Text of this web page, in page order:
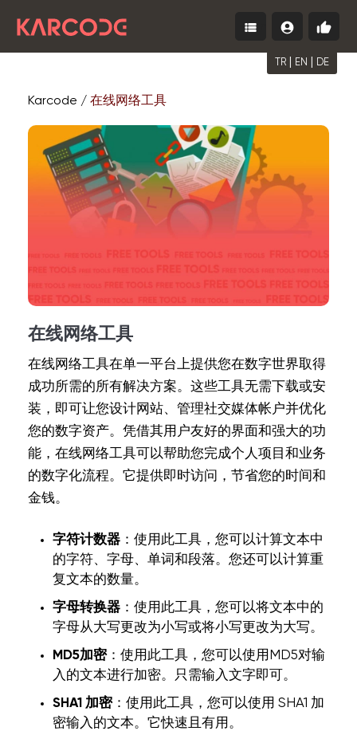
thumb_up
免
开
account_circle
登
view_list
Menu
TR EN DE
Karcode / 在线网络工具
在线网络工具
在线网络工具在单一平台上提供您在数字世界取得
成功所需的所有解决方案。这些工具无需下载或安
装，即可让您设计网站、管理社交媒体帐户并优化
您的数字资产。凭借其用户友好的界面和强大的功
能，在线网络工具可以帮助您完成个人项目和业务
的数字化流程。它提供即时访问，节省您的时间和
金钱。
字符计数器 ：使用此工具，您可以计算文本中
的字符、字母、单词和段落。您还可以计算重
复文本的数量。
字母转换器 ：使用此工具，您可以将文本中的
字母从大写更改为小写或将小写更改为大写。
MD5加密：使用此工具，您可以使用MD5对输
入的文本进行加密。只需输入文字即可。
SHA1 加密：使用此工具，您可以使用 SHA1 加
密输入的文本。它快速且有用。